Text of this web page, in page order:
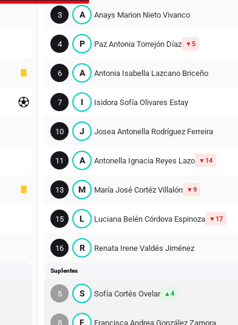
3 A Anays Marion Nieto Vivanco
4 P Paz Antonia Torrejón Díaz 5
6 A Antonia Isabella Lazcano Briceño
7 I Isidora Sofía Olivares Estay
10 J Josea Antonella Rodríguez Ferreira
11 A Antonella Ignacia Reyes Lazo 14
13 M María José Cortéz Villalón 9
15 L Luciana Belén Córdova Espinoza 17
16 R Renata Irene Valdés Jiménez
Suplentes
5 S Sofía Cortés Ovelar 4
8 F Francisca Andrea González Zamora